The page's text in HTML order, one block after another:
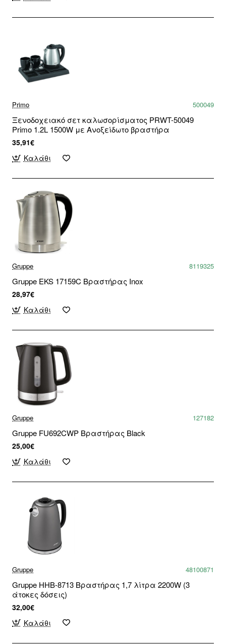
Primo 500049
Ξενοδοχειακό σετ καλωσορίσματος PRWT-50049
Primo 1.2L 1500W με Ανοξείδωτο βραστήρα
35,91€
Καλάθι
Gruppe 8119325
Gruppe EKS 17159C Βραστήρας Inox
28,97€
Καλάθι
Gruppe 127182
Gruppe FU692CWP Βραστήρας Black
25,00€
Καλάθι
Gruppe 48100871
Gruppe HHB-8713 Βραστήρας 1,7 λίτρα 2200W (3
άτοκες δόσεις)
32,00€
Καλάθι